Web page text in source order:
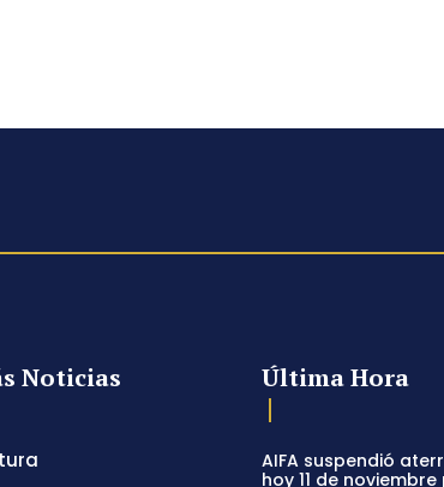
Noticias Última Hora
AIFA suspendió
hoy 11 de